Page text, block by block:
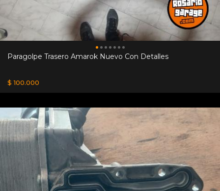
Paragolpe Trasero Amarok Nuevo Con Detalles
$ 100.000